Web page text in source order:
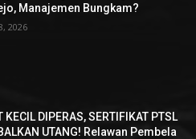
Manajemen Bungkam?
2026
KECIL DIPERAS, SERTIFIKAT PTSL
UTANG! Relawan Pembela